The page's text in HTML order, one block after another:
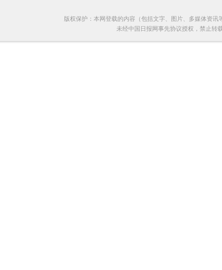
版权保护：本网登载的内容（包括文字、图片、多媒体资
未经中国日报网事先协议授权，禁止转